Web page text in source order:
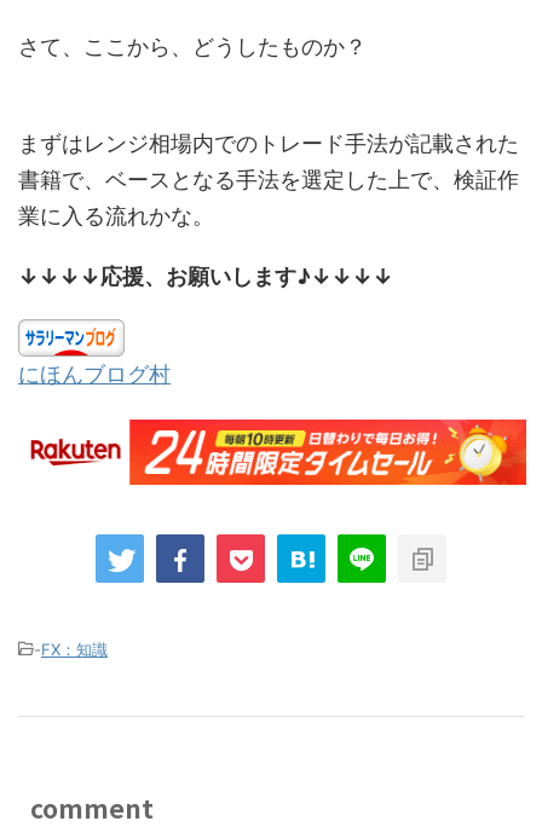
さて、ここから、どうしたものか？
まずはレンジ相場内でのトレード手法が記載された
書籍で、ベースとなる手法を選定した上で、検証作
業に入る流れかな。
↓↓↓↓応援、お願いします♪↓↓↓↓
にほんブログ村
-FX：知識
comment